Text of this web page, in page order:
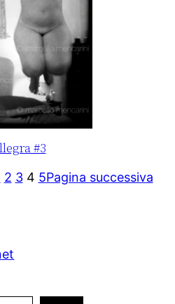
#3
2 3 4 5Pagina successiva